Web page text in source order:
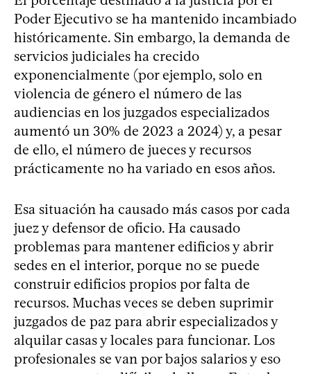
Poder Ejecutivo se ha mantenido incambiado
históricamente. Sin embargo, la demanda de
servicios judiciales ha crecido
exponencialmente (por ejemplo, solo en
violencia de género el número de las
audiencias en los juzgados especializados
aumentó un 30% de 2023 a 2024) y, a pesar
de ello, el número de jueces y recursos
prácticamente no ha variado en esos años.
Esa situación ha causado más casos por cada
juez y defensor de oficio. Ha causado
problemas para mantener edificios y abrir
sedes en el interior, porque no se puede
construir edificios propios por falta de
recursos. Muchas veces se deben suprimir
juzgados de paz para abrir especializados y
alquilar casas y locales para funcionar. Los
profesionales se van por bajos salarios y eso